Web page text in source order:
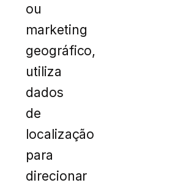
ou
marketing
geográfico,
utiliza
dados
de
localização
para
direcionar